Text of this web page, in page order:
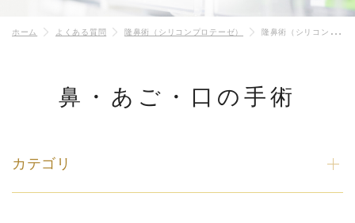
ホーム よくある質問 隆鼻術（シリコンプロテーゼ） 隆鼻術（シリコンプロテーゼ）は数年間で入れ替える必要がありますか？
鼻・あご・口の手術
カテゴリ